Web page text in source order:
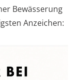
Bewässerung
Anzeichen: